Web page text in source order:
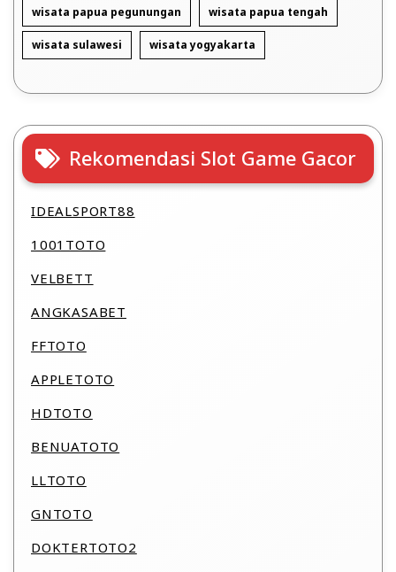
wisata papua pegunungan wisata papua tengah
wisata sulawesi wisata yogyakarta
Rekomendasi Slot Game Gacor
IDEALSPORT88
1001TOTO
VELBETT
ANGKASABET
FFTOTO
APPLETOTO
HDTOTO
BENUATOTO
LLTOTO
GNTOTO
DOKTERTOTO2